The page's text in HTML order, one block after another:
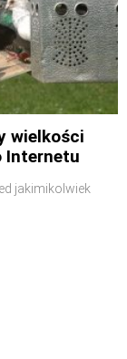
wielkości
Internetu
jakimikolwiek